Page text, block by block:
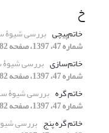
خ
خاتم‌پیچی بررسی شیوۀ
شماره 47، 1397، صفحه 82-93]
خاتم‌سازی بررسی شیوۀ
شماره 47، 1397، صفحه 82-93]
خاتم گره بررسی شیوۀ
شماره 47، 1397، صفحه 82-93]
خاتم گره پنج بررسی